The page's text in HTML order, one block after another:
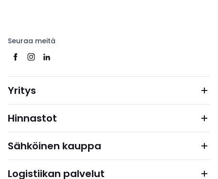
Seuraa meitä
Yritys
Hinnastot
Sähköinen kauppa
Logistiikan palvelut